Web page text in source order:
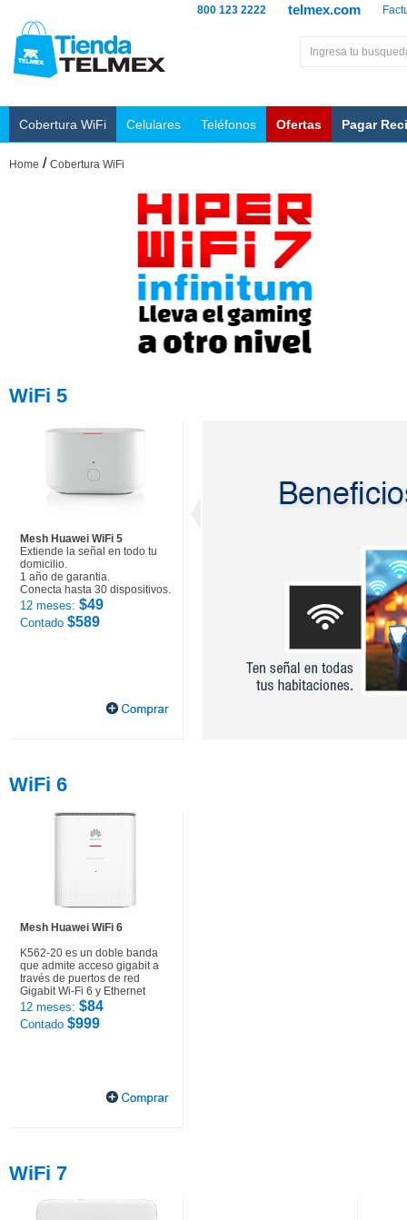
telmex.com
800 123 2222
Cobertura WiFi Celulares Teléfonos Ofertas Pagar
Home / Cobertura WiFi
WiFi 5
Mesh Huawei WiFi 5
Extiende la señal en todo tu
domicilio.
1 año de garantia.
Conecta hasta 30 dispositivos.
12 meses: $49
Contado $589
WiFi 6
Mesh Huawei WiFi 6
K562-20 es un doble banda
que admite acceso gigabit a
través de puertos de red
Gigabit Wi-Fi 6 y Ethernet
12 meses: $84
Contado $999
WiFi 7